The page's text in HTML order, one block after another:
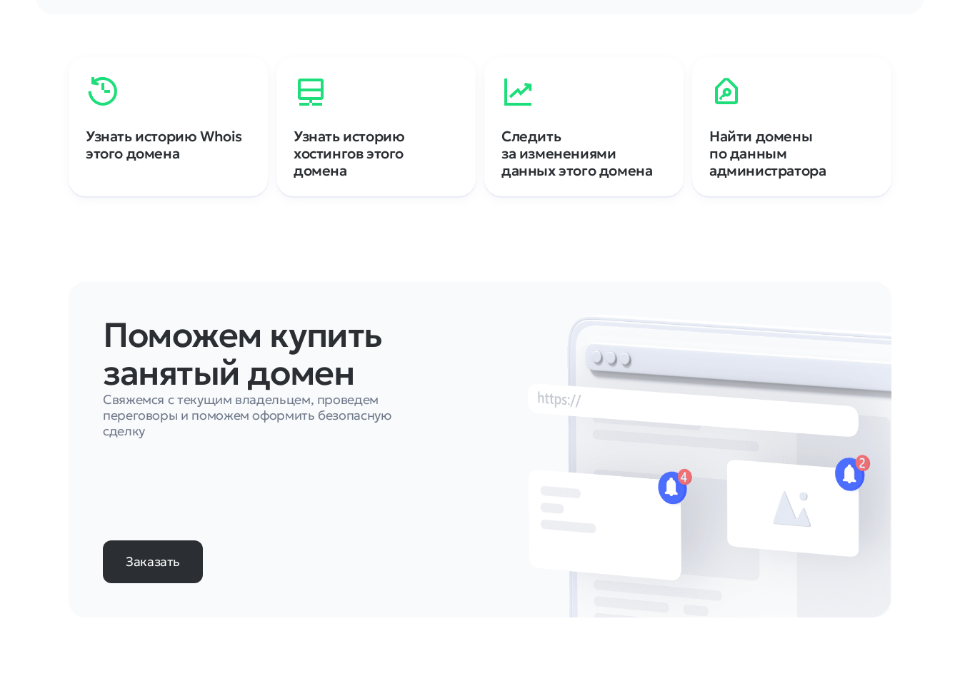
Узнать историю Whois
этого домена
Узнать историю
хостингов этого
домена
Следить
за изменениями
данных этого домена
Найти домены
по данным
администратора
Поможем купить
занятый домен
Свяжемся с текущим владельцем, проведем
переговоры и поможем оформить безопасную
сделку
Заказать